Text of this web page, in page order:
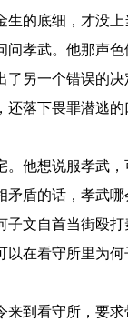
的底细，才没上
问孝武。他那声
了另一个错误的
还落下畏罪潜逃
。他想说服孝武
盾的话，孝武
子文自首当街殴
在看守所里为
来到看守所，要